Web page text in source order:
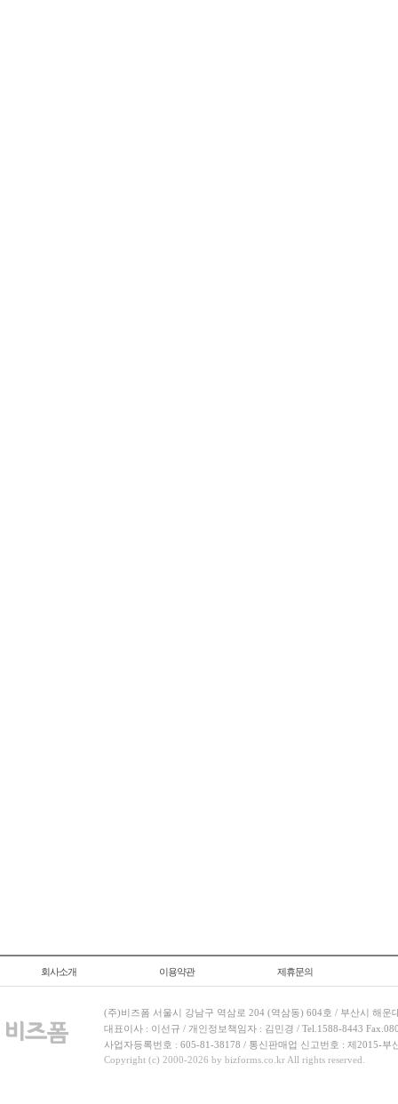
회사소개 이용약관 제휴문의
(주)비즈폼 서울시 강남구 역삼로 204 (역삼동) 604호 / 부산시 해운
대표이사 : 이선규 / 개인정보책임자 : 김민경 / Tel.1588-8443
사업자등록번호 : 605-81-38178 / 통신판매업 신고번호 : 제2015-부
Copyright (c) 2000-2026 by bizforms.co.kr All rights reserved.